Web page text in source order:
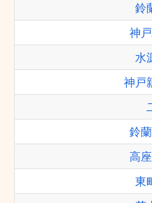
鈴
神
水
神戸
鈴
高
東